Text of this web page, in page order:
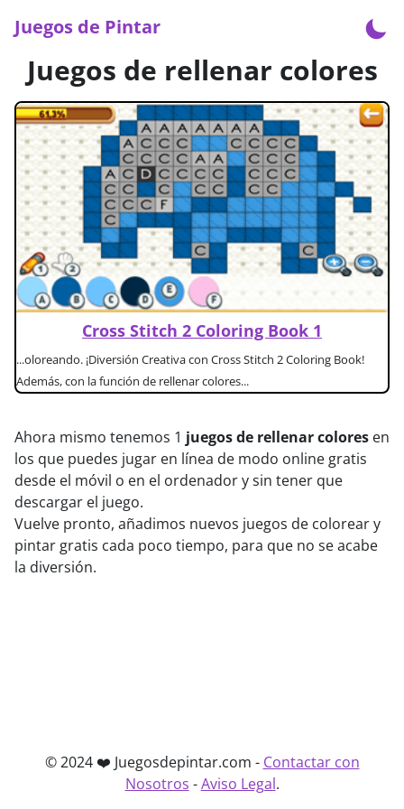
Juegos de Pintar
Juegos de rellenar colores
Cross Stitch 2 Coloring Book 1
...oloreando. ¡Diversión Creativa con Cross Stitch 2 Coloring Book!
Además, con la función de rellenar colores...
Ahora mismo tenemos 1 juegos de rellenar colores en
los que puedes jugar en línea de modo online gratis
desde el móvil o en el ordenador y sin tener que
descargar el juego.
Vuelve pronto, añadimos nuevos juegos de colorear y
pintar gratis cada poco tiempo, para que no se acabe
la diversión.
© 2024 ❤️ Juegosdepintar.com - Contactar con
Nosotros -Aviso Legal.